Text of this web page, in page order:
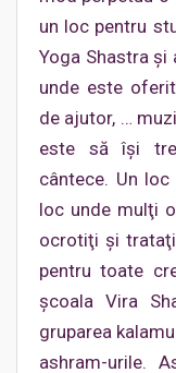
un loc pentru
Yoga Shastra şi
unde este
de ajutor, …
este să îşi
cântece. Un
loc unde mulţi
ocrotiţi şi
pentru toate
şcoala Vira
gruparea
ashram-urile.